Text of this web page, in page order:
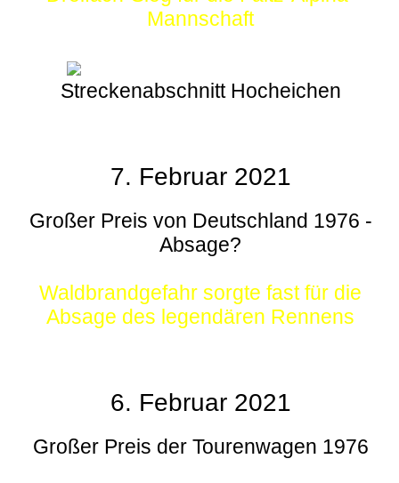
Mannschaft
Streckenabschnitt Hocheichen
7. Februar 2021
Großer Preis von Deutschland 1976 -
Absage?
Waldbrandgefahr sorgte fast für die
Absage des legendären Rennens
6. Februar 2021
Großer Preis der Tourenwagen 1976